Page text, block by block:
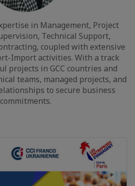
in Management, Project
Technical Support,
coupled with extensive
Import activities. With a track
projects in GCC countries and
teams, managed projects, and
to secure business
commitments.